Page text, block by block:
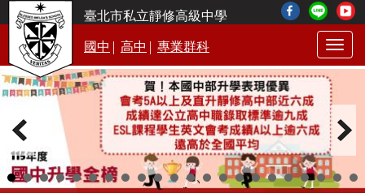
臺北市私立靜修高級中學
國中 | 高中 | 專業群科